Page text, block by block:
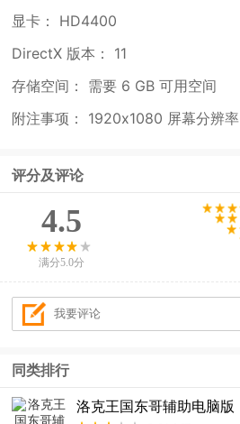
显卡： HD4400
DirectX 版本： 11
存储空间： 需要 6 GB 可用空间
附注事项： 1920x1080 屏幕分辨率
评分及评论
4.5
满分5.0分
同类排行
洛克王国东哥辅助电脑版